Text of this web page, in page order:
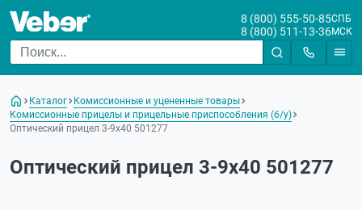
8 (800) 555-50-85СПБ
8 (800) 511-13-36МСК
Каталог
Комиссионные и уцененные товары
Комиссионные прицелы и прицельные приспособления (б/у)
Оптический прицел 3-9х40 501277
Оптический прицел 3-9х40 501277